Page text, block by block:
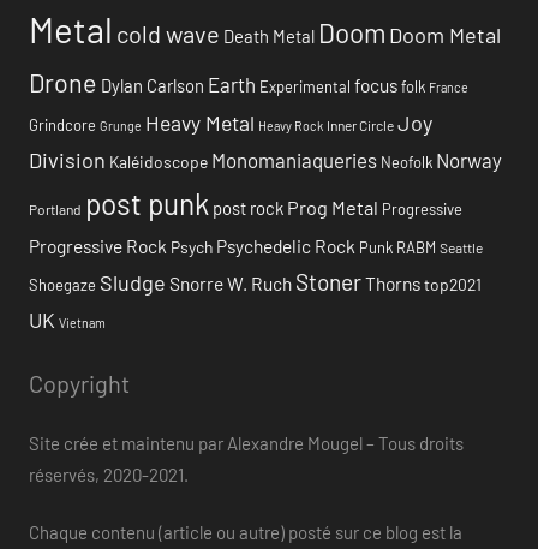
Metal cold wave Death Metal Doom Doom Metal
Drone Dylan Carlson Earth Experimental focusfolk France
Grindcore Grunge Heavy Metal Heavy Rock Inner Circle Joy
Division Kaléidoscope Monomaniaqueries Neofolk Norway
Portland post punk post rock Prog Metal Progressive
Progressive Rock Psych Psychedelic Rock Punk RABM Seattle
Shoegaze Sludge Snorre W. Ruch StonerThornstop2021
UK Vietnam
Copyright
Site crée et maintenu par Alexandre Mougel – Tous droits
réservés, 2020-2021.
Chaque contenu (article ou autre) posté sur ce blog est la